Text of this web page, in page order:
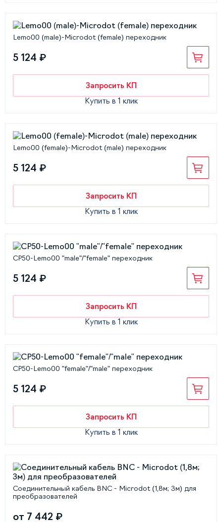
Lemo00 (male)-Microdot (female) переходник
5 124 ₽
Запросить КП
Купить в 1 клик
Lemo00 (female)-Microdot (male) переходник
5 124 ₽
Запросить КП
Купить в 1 клик
CP50-Lemo00 "male"/"female" переходник
5 124 ₽
Запросить КП
Купить в 1 клик
CP50-Lemo00 "female"/"male" переходник
5 124 ₽
Запросить КП
Купить в 1 клик
Соединительный кабель BNC - Microdot (1,8м; 3м) для
преобразователей
от 7 442 ₽